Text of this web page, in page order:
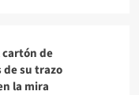
de
de su trazo
la mira